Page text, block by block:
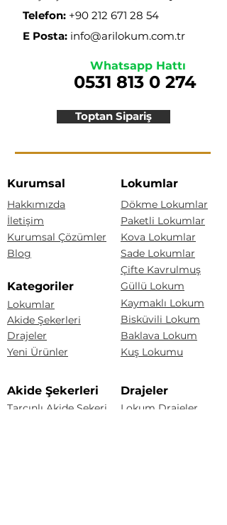
Telefon: +90 212 671 28 54
E Posta: info@arilokum.com.tr
Whatsapp Hattı
0531 813 0 274
Toptan Sipariş
Kurumsal
Hakkımızda
İletişim
Kurumsal Çözümler
Blog
Lokumlar
Dökme Lokumlar
Paketli Lokumlar
Kova Lokumlar
Sade Lokumlar
Çifte Kavrulmuş
Kategoriler
Lokumlar
Akide Şekerleri
Drajeler
Yeni Ürünler
Güllü Lokum
Kaymaklı Lokum
Bisküvili Lokum
Baklava Lokum
Kuş Lokumu
Akide Şekerleri
Tarçınlı Akide Şekeri
Drajeler
Lokum Drajeler